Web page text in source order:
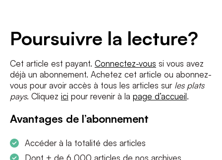
Poursuivre la lecture?
Cet article est payant. Connectez-vous si vous avez
déjà un abonnement. Achetez cet article ou abonnez-
vous pour avoir accès à tous les articles sur les plats
pays. Cliquez ici pour revenir à la page d’accueil.
Avantages de l’abonnement
Accéder à la totalité des articles
Dont + de 6 000 articles de nos archives
J'accepte les termes et conditions etla politique de confidentialité
S'INSCRIRE